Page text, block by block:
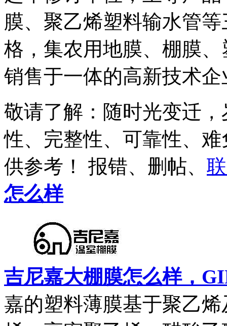
膜、聚乙烯塑料输水管
格，集农用地膜、棚膜
销售于一体的高新技术企
敬请了解 ：随时光变迁
性、完整性、可靠性、
供参考 ！ 报错、删帖、
怎么样
吉尼嘉大棚膜怎么样，
嘉的塑料薄膜基于聚乙